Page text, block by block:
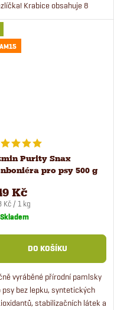
Krabice obsahuje 8
krmiva, 2 druhy mokrého
a 2 druhy
pamlsků pro psy
Purity Snax
pro psy 500 g
Kč
Kč / 1 kg
Skladem
DO KOŠÍKU
vyráběné přírodní pamlsky
psy bez lepku, syntetických
stabilizačních látek a